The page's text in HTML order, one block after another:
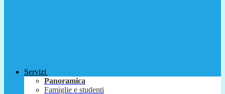
Servizi
Panoramica
Famiglie e studenti